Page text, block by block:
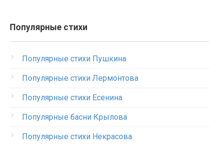
Популярные стихи
Популярные стихи Пушкина
Популярные стихи Лермонтова
Популярные стихи Есенина
Популярные басни Крылова
Популярные стихи Некрасова